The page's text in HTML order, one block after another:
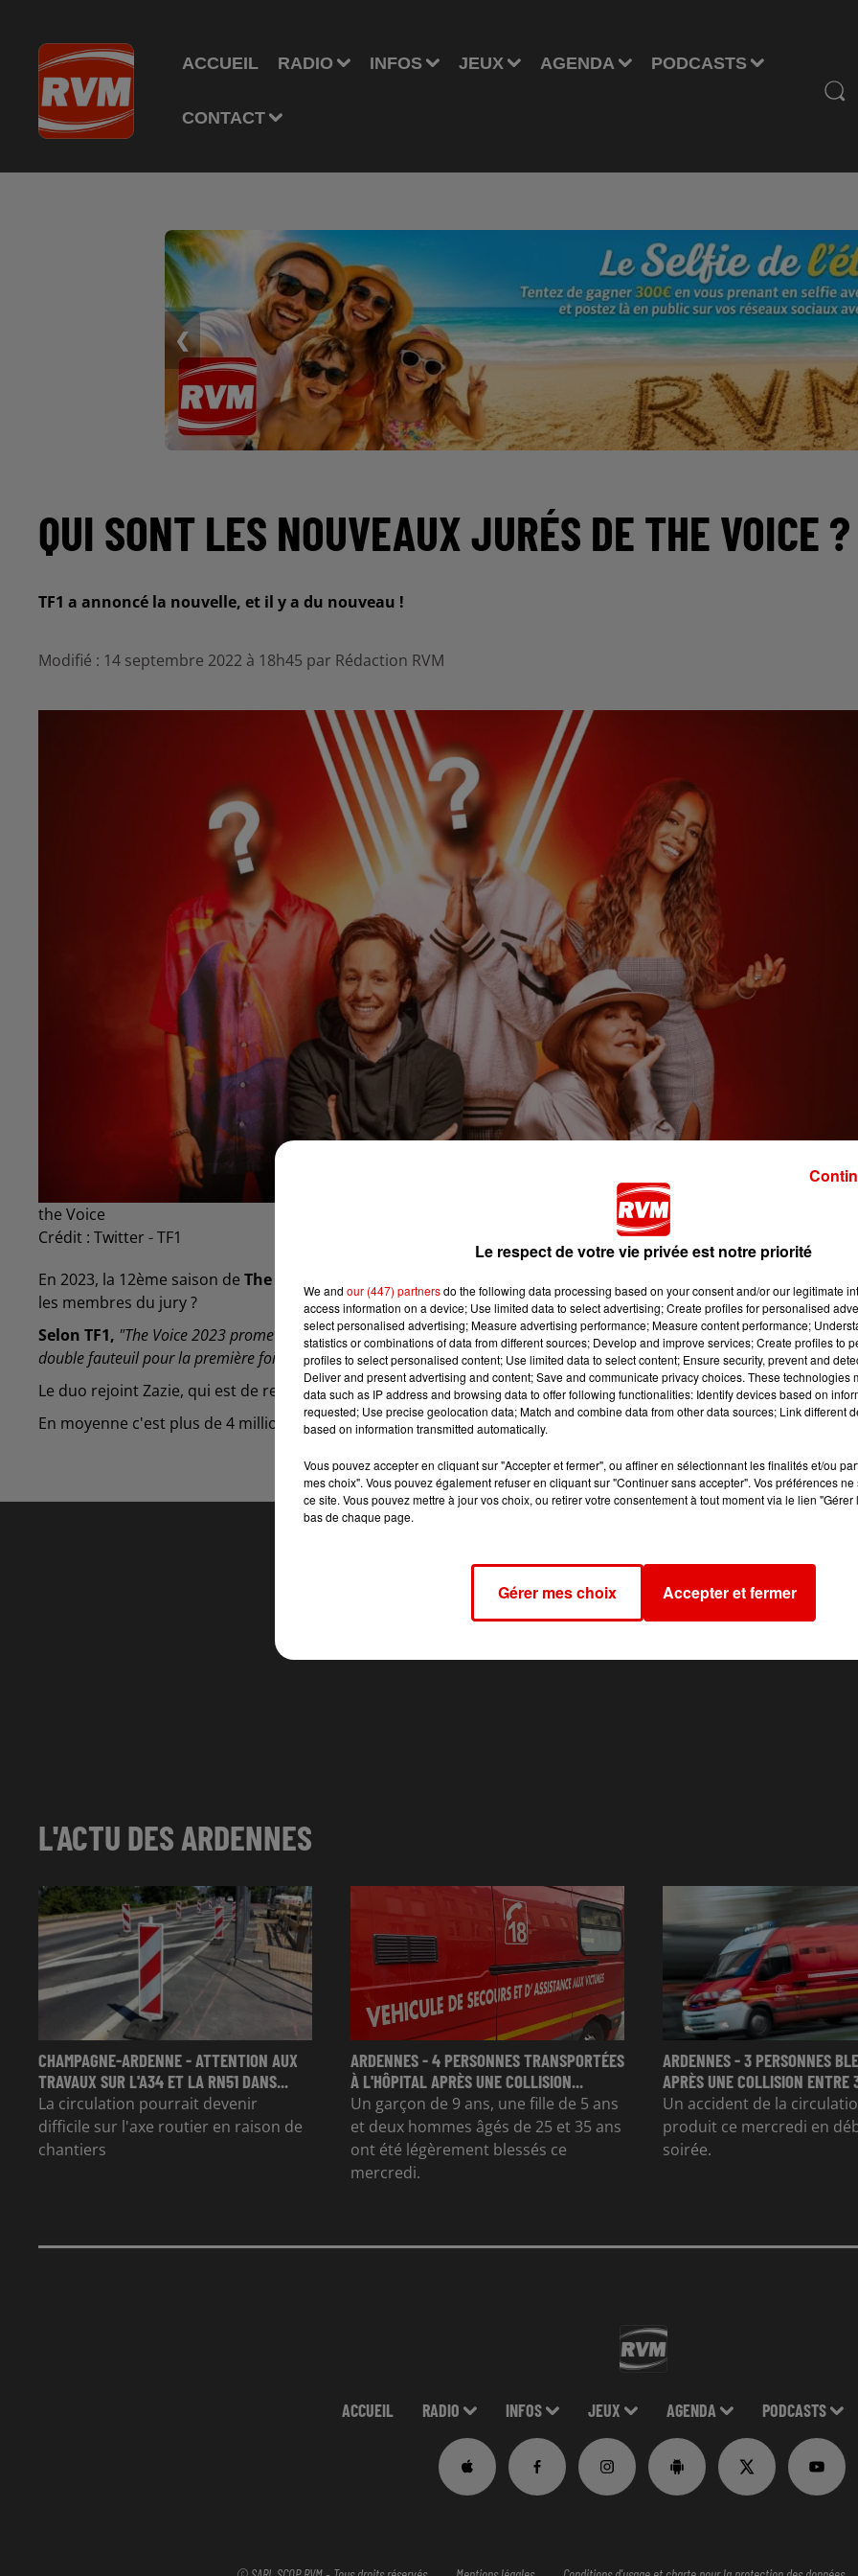
ACCUEIL RADIO INFOS JEUX AGENDA PODCASTS
CONTACT
❮
QUI SONT LES NOUVEAUX JURÉS DE THE VOICE ?
TF1 a annoncé la nouvelle, et il y a du nouveau !
Modifié : 14 septembre 2022 à 18h45 par Rédaction RVM
the Voice
Crédit : Twitter - TF1
En 2023, la 12ème saison de The Voice
les membres du jury ?
Selon TF1, "The Voice 2023 promet une saison exceptionnelle avec un quatuor inédit et avec une grande nouveauté : un
double fauteuil pour la première fois avec l’arrivée deBIG FLO ET OLI",indique la chaîne.
Le duo rejoint Zazie, qui est de retour, et les deux coachs incontournables, Amel Bent et Vianney.
En moyenne c'est plus de 4 millions de téléspectateurs qui suivent l'émission chaque samedi soir.
L'ACTU DES ARDENNES
CHAMPAGNE-ARDENNE - ATTENTION AUX
TRAVAUX SUR L'A34 ET LA RN51 DANS...
La circulation pourrait devenir
difficile sur l'axe routier en raison de
chantiers
ARDENNES - 4 PERSONNES TRANSPORTÉES
À L'HÔPITAL APRÈS UNE COLLISION...
Un garçon de 9 ans, une fille de 5 ans
et deux hommes âgés de 25 et 35 ans
ont été légèrement blessés ce
mercredi.
ARDENNES - 3 PERSONNES
APRÈS UNE COLLISION ENTRE
Un accident de la
produit ce mercredi en
soirée.
ACCUEIL RADIO INFOS JEUX AGENDA PODCASTS
Le respect de votre vie privée est notre priorité
We and our (447) partnersdo the following data processing based on your consent and/or our legitimate
access information on a device; Use limited data to select advertising; Create profiles for personalised
select personalised advertising; Measure advertising performance; Measure content performance;
statistics or combinations of data from different sources; Develop and improve services; Create profiles to
profiles to select personalised content; Use limited data to select content; Ensure security, prevent and
Deliver and present advertising and content; Save and communicate privacy choices. These technologies
data such as IP address and browsing data to offer following functionalities: Identify devices based on
requested; Use precise geolocation data; Match and combine data from other data sources; Link different
based on information transmitted automatically.
Vous pouvez accepter en cliquant sur "Accepter et fermer", ou affiner en sélectionnant les finalités et/ou
mes choix". Vous pouvez également refuser en cliquant sur "Continuer sans accepter". Vos préférences
ce site. Vous pouvez mettre à jour vos choix, ou retirer votre consentement à tout moment via le lien
bas de chaque page.
Gérer mes choix Accepter et fermer